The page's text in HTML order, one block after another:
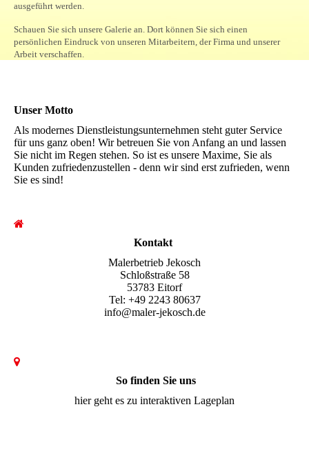
ausgeführt werden.
Schauen Sie sich unsere Galerie an. Dort können Sie sich einen
persönlichen Eindruck von unseren Mitarbeitern, der Firma und unserer
Arbeit verschaffen.
Unser Motto
Als modernes Dienstleistungsunternehmen steht guter Service
für uns ganz oben! Wir betreuen Sie von Anfang an und lassen
Sie nicht im Regen stehen. So ist es unsere Maxime, Sie als
Kunden zufriedenzustellen - denn wir sind erst zufrieden, wenn
Sie es sind!
Kontakt
Malerbetrieb Jekosch
Schloßstraße 58
53783 Eitorf
Tel: +49 2243 80637
info@maler-jekosch.de
So finden Sie uns
hier geht es zu interaktiven Lageplan